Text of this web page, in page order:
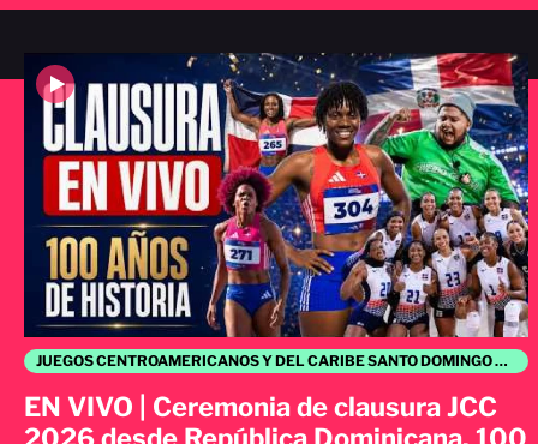
JUEGOS CENTROAMERICANOS Y DEL CARIBE SANTO DOMINGO 2026
EN VIVO | Ceremonia de clausura JCC
2026 desde República Dominicana. 100